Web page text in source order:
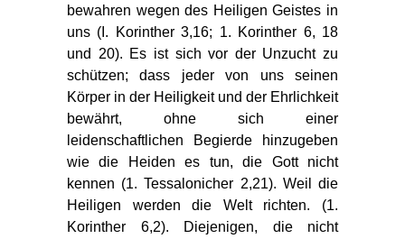
bewahren wegen des Heiligen Geistes in
uns (I. Korinther 3,16; 1. Korinther 6, 18
und 20). Es ist sich vor der Unzucht zu
schützen; dass jeder von uns seinen
Körper in der Heiligkeit und der Ehrlichkeit
bewährt, ohne sich einer
leidenschaftlichen Begierde hinzugeben
wie die Heiden es tun, die Gott nicht
kennen (1. Tessalonicher 2,21). Weil die
Heiligen werden die Welt richten. (1.
Korinther 6,2). Diejenigen, die nicht